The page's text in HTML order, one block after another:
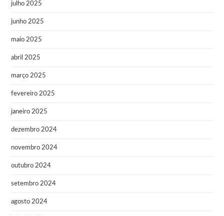
julho 2025
junho 2025
maio 2025
abril 2025
março 2025
fevereiro 2025
janeiro 2025
dezembro 2024
novembro 2024
outubro 2024
setembro 2024
agosto 2024